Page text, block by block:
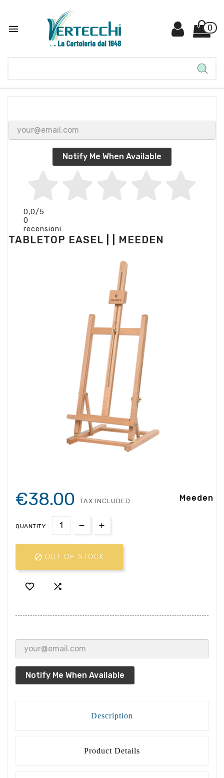
 0
Notify Me When Available
0,0/5
0
recensioni
TABLETOP EASEL | | MEEDEN
Meeden
€38.00 TAX INCLUDED
QUANTITY :
 OUT OF STOCK
 
Notify Me When Available
Description
Product Details